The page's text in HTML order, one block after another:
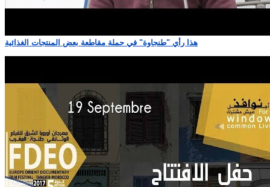
هذا رأي "طنجاوة" في حملة مقاطعة بعض المنتجات الغذائية